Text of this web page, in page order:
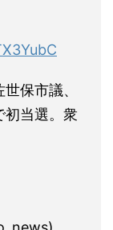
保市議、
当選。衆